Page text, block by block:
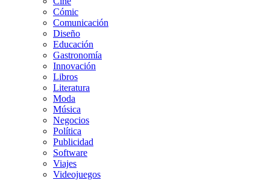
Cómic
Comunicación
Diseño
Educación
Gastronomía
Innovación
Libros
Literatura
Moda
Música
Negocios
Política
Publicidad
Software
Viajes
Videojuegos